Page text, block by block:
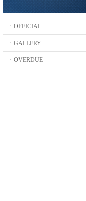
ㆍOFFICIAL
ㆍGALLERY
ㆍOVERDUE